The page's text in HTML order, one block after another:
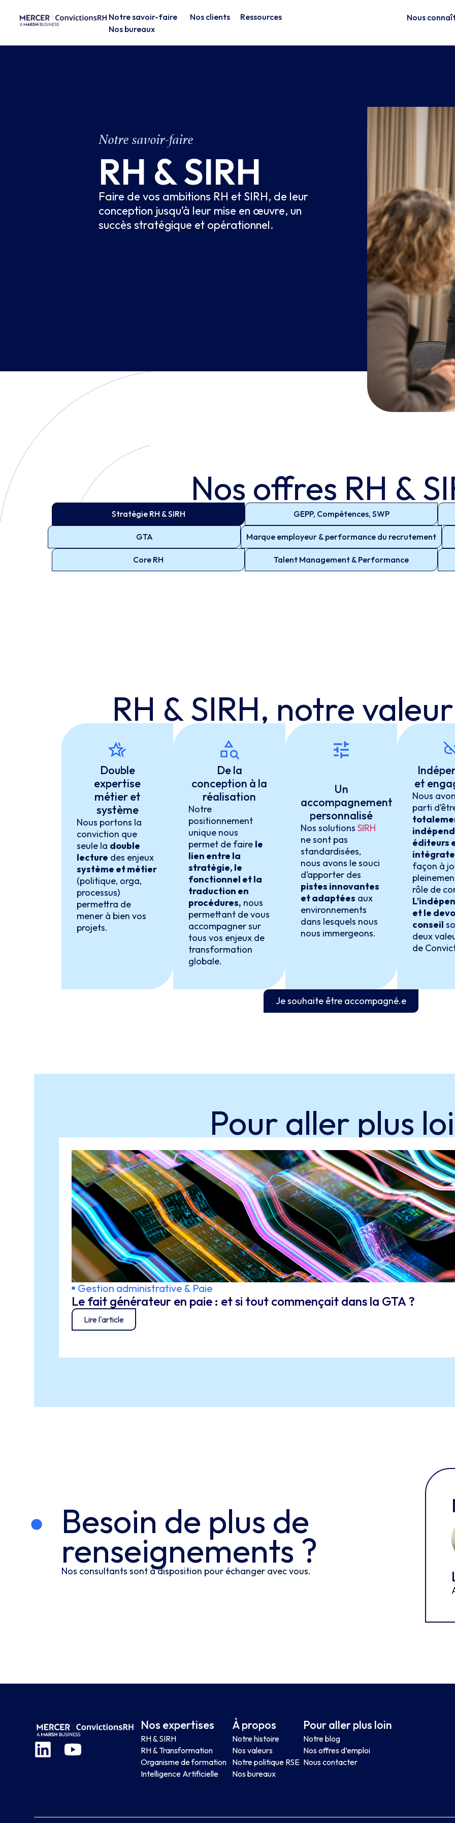
Notre savoir-faire Nos clients
Ressources
Nos bureaux
Nous
Notre savoir-faire
RH & SIRH
Faire de vos ambitions RH et SIRH, de leur
conception jusqu’à leur mise en œuvre, un
succès stratégique et opérationnel.
Nos offres RH &
Stratégie RH & SIRH GEPP, Compétences, SWP
GTA Marque employeur & performance du recrutement
Core RH Talent Management & Performance
RH & SIRH, notre valeur
Double
expertise
métier et
système
Nous portons la
conviction que
seule la double
lecture des enjeux
système et métier
(politique, orga,
processus)
permettra de
mener à bien vos
projets.
De la
conception à la
réalisation
Notre
positionnement
unique nous
permet de faire le
lien entre la
stratégie, le
fonctionnel et la
traduction en
procédures, nous
permettant de vous
accompagner sur
tous vos enjeux de
transformation
globale.
Un
accompagnement
personnalisé
Nos solutions SIRH
ne sont pas
standardisées,
nous avons le souci
d’apporter des
pistes innovantes
et adaptées aux
environnements
dans lesquels nous
nous immergeons.
et
Nous
parti
éditeurs
façon à
rôle de
et le
conseil
deux
de
Je souhaite être accompagné.e
Pour aller plus
Gestion administrative & Paie
Le fait générateur en paie : et si tout commençait dans la GTA ?
Lire l'article
Besoin de plus de
renseignements ?
Nos consultants sont à disposition pour échanger avec vous.
Nos expertises
RH & SIRH
RH & Transformation
Organisme de formation
Intelligence Artificielle
À propos
Notre histoire
Nos valeurs
Notre politique RSE
Nos bureaux
Pour aller plus loin
Notre blog
Nos offres d’emploi
Nous contacter